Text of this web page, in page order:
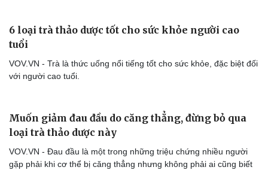
6 loại trà thảo dược tốt cho sức khỏe người cao
tuổi
VOV.VN - Trà là thức uống nổi tiếng tốt cho sức khỏe, đặc biệt đối
với người cao tuổi.
Muốn giảm đau đầu do căng thẳng, đừng bỏ qua
loại trà thảo dược này
VOV.VN - Đau đầu là một trong những triệu chứng nhiều người
gặp phải khi cơ thể bị căng thẳng nhưng không phải ai cũng biết